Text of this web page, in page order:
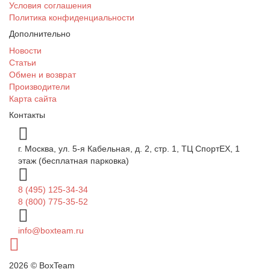
Условия соглашения
Политика конфиденциальности
Дополнительно
Новости
Статьи
Обмен и возврат
Производители
Карта сайта
Контакты
г. Москва, ул. 5-я Кабельная, д. 2, стр. 1, ТЦ СпортEX, 1
этаж (бесплатная парковка)
8 (495) 125-34-34
8 (800) 775-35-52
info@boxteam.ru
2026 © BoxTeam